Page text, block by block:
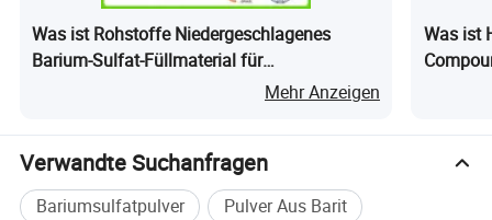
Was ist Rohstoffe Niedergeschlagenes
Barium-Sulfat-Füllmaterial für
Mehr Anzeigen
Was ist
Verwandte Suchanfragen
Bariumsulfatpulver
Pulver Aus Barit